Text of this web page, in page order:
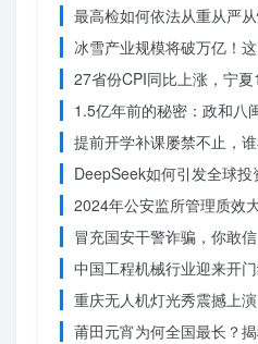
最高检如何依法从重从严
冰雪产业规模将破万亿！
27省份CPI同比上涨，宁夏
1.5亿年前的秘密：政和八
提前开学补课屡禁不止，
DeepSeek如何引发全球投
2024年公安监所管理质效
冒充国安干警诈骗，你敢
中国工程机械行业迎来开
重庆无人机灯光秀震撼上
莆田元宵为何全国最长？